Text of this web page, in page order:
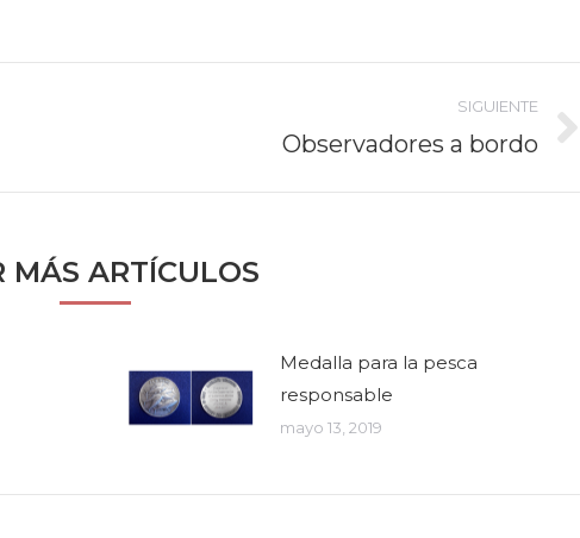
SIGUIENTE
Observadores a bordo
MÁS ARTÍCULOS
Medalla para la pesca
responsable
mayo 13, 2019